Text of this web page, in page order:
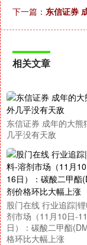
下一篇： 东信证券
相关文章
东信证券 成年的大熊
几乎没有天敌
股门在线 行业追踪|
剂市场（11月10日-
日）：碳酸二甲酯
格环比大幅上涨